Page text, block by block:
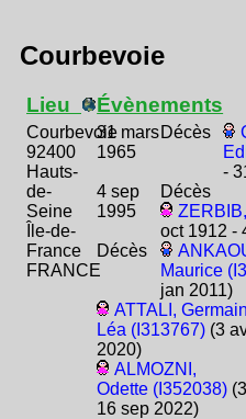
Courbevoie
Lieu
Courbevoie
92400
Hauts-
de-
Seine
Île-de-
France
FRANCE
Évènements
31 mars
1965
Décès
-
4 sep
1995
Décès
oct 1912 -
Décès
Maurice
jan 2011)
ATTALI,
Léa (I313767) (3
2020)
ALMOZNI,
Odette (I352038)
16 sep 2022)